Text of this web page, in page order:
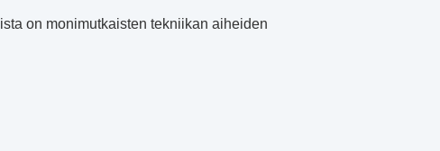
on monimutkaisten tekniikan aiheiden